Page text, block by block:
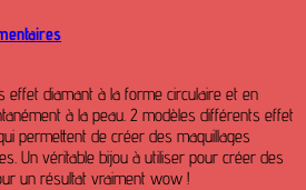
effet diamant à la forme circulaire et en
à la peau. 2 modèles différents effet
permettent de créer des maquillages
Un véritable bijou à utiliser pour créer des
un résultat vraiment wow !